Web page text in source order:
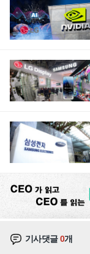
기사댓글0개